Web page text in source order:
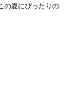
の夏にぴったりの